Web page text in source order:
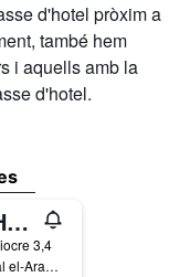
d'hotel pròxim a
també hem
i aquells amb la
d'hotel.
Al Nabila Hotel
3,4
4 Gameat el-Dowal el-Arabiya Street, El Caire, Egipte